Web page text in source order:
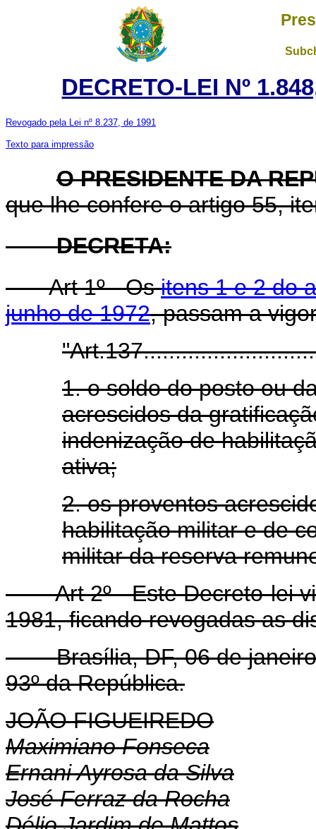
DECRETO-LEI Nº
Revogado pela Lei nº 8.237, de 1991
Texto para impressão
O PRESIDENTE DA
que lhe confere o artigo 55,
DECRETA:
Art 1º - Ositens 1 e 2 do
junho de 1972, passam a
1. o soldo do posto ou
acrescidos da
indenização de
ativa;
2. os proventos
habilitação militar e de
militar da reserva
Art 2º - Este Decreto-lei
1981, ficando revogadas as
Brasília, DF, 06 de janeiro
93º da República.
JOÃO FIGUEIREDO
Maximiano Fonseca
Ernani Ayrosa da Silva
José Ferraz da Rocha